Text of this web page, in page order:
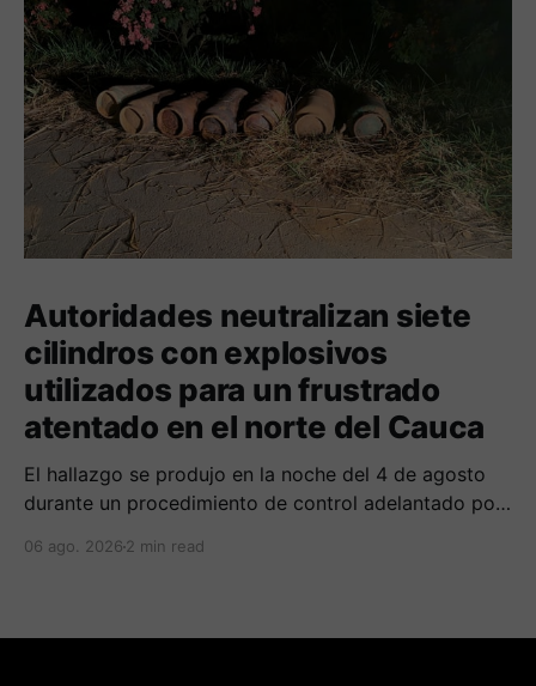
Autoridades neutralizan siete
cilindros con explosivos
utilizados para un frustrado
atentado en el norte del Cauca
El hallazgo se produjo en la noche del 4 de agosto
durante un procedimiento de control adelantado por
06 ago. 2026 2 min read